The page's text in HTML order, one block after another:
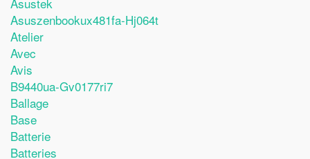
Asuszenbookux481fa-Hj064t
Atelier
Avec
Avis
B9440ua-Gv0177ri7
Ballage
Base
Batterie
Batteries